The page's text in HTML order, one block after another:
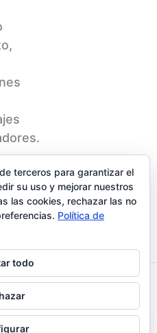
de privacidad
cookies
s.l.u.
terceros para garantizar el
su uso y mejorar nuestros
las cookies, rechazar las no
Política de
todo